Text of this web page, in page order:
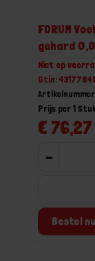
FORUM
gehard
Niet op
Gtin:
€ 76,27
Prijs per 1
-
Bestel